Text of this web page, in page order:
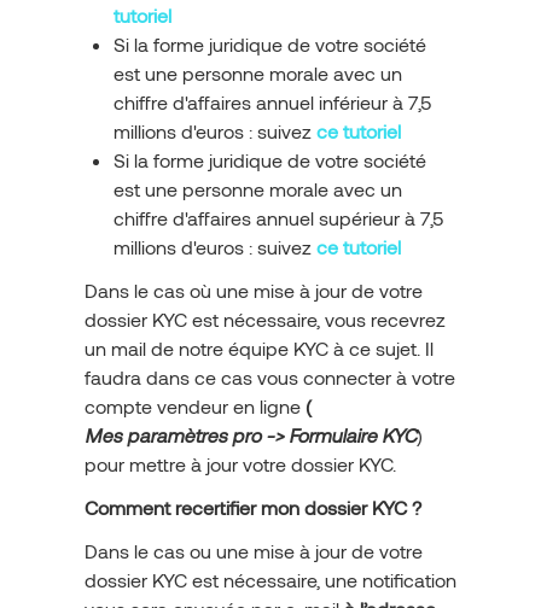
tutoriel
Si la forme juridique de votre société
est une personne morale avec un
chiffre d'affaires annuel inférieur à 7,5
millions d'euros : suivez ce tutoriel
Si la forme juridique de votre société
est une personne morale avec un
chiffre d'affaires annuel supérieur à 7,5
millions d'euros : suivez ce tutoriel
Dans le cas où une mise à jour de votre
dossier KYC est nécessaire, vous recevrez
un mail de notre équipe KYC à ce sujet. Il
faudra dans ce cas vous connecter à votre
compte vendeur en ligne (
Mes paramètres pro -> Formulaire KYC)
pour mettre à jour votre dossier KYC.
Comment recertifier mon dossier KYC ?
Dans le cas ou une mise à jour de votre
dossier KYC est nécessaire, une notification